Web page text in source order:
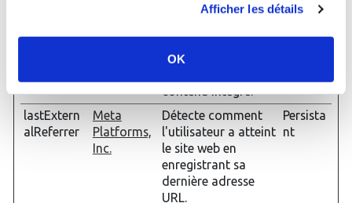
Afficher les détails
OK
l'utilisateur.
LAST_RES
YouTube
Utilisé pour suivre
l'interaction de
contenu intégré.
Session
lastExtern
alReferrer
Meta
Platforms,
Inc.
Détecte comment
l'utilisateur a atteint
le site web en
enregistrant sa
dernière adresse
URL.
Persista
nt